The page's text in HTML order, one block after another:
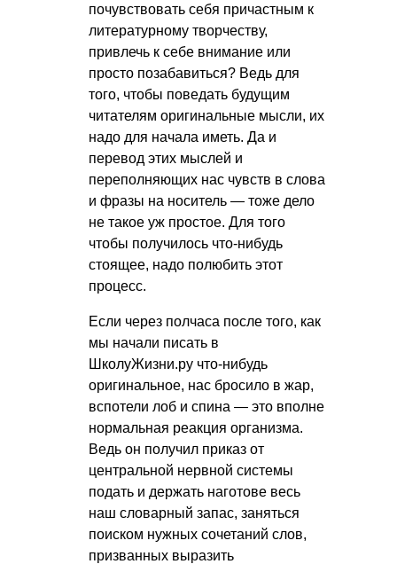
почувствовать себя причастным к
литературному творчеству,
привлечь к себе внимание или
просто позабавиться? Ведь для
того, чтобы поведать будущим
читателям оригинальные мысли, их
надо для начала иметь. Да и
перевод этих мыслей и
переполняющих нас чувств в слова
и фразы на носитель — тоже дело
не такое уж простое. Для того
чтобы получилось что-нибудь
стоящее, надо полюбить этот
процесс.
Если через полчаса после того, как
мы начали писать в
ШколуЖизни.ру что-нибудь
оригинальное, нас бросило в жар,
вспотели лоб и спина — это вполне
нормальная реакция организма.
Ведь он получил приказ от
центральной нервной системы
подать и держать наготове весь
наш словарный запас, заняться
поиском нужных сочетаний слов,
призванных выразить